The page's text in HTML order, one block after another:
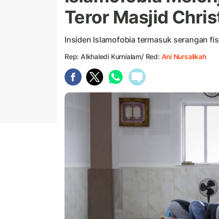
Teror Masjid
Insiden Islamofobia termasuk serangan
Rep: Alkhaledi Kurnialam/ Red: Ani Nursalikah